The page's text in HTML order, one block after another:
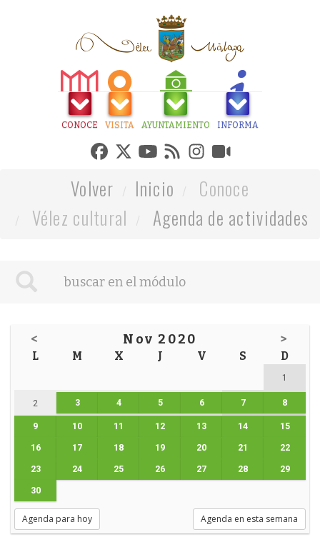
CONOCE VISITA AYUNTAMIENTO INFORMA
Volver Inicio
Conoce
Vélez cultural
Agenda de actividades
< Nov 2020 >
L M X J V S D
1
2 3 4 5 6 7 8
9 10 11 12 13 14 15
16 17 18 19 20 21 22
23 24 25 26 27 28 29
30
Agenda para hoy Agenda en esta semana